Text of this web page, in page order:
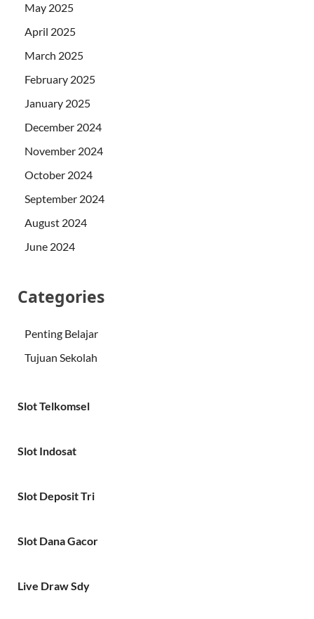
May 2025
April 2025
March 2025
February 2025
January 2025
December 2024
November 2024
October 2024
September 2024
August 2024
June 2024
Categories
Penting Belajar
Tujuan Sekolah
Slot Telkomsel
Slot Indosat
Slot Deposit Tri
Slot Dana Gacor
Live Draw Sdy